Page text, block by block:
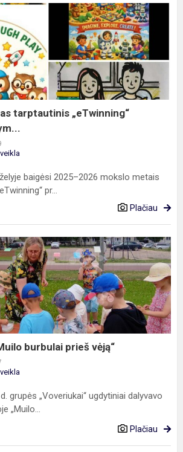
tarptautinis „eTwinning“
baigėsi 2025–2026 mokslo metais
pr...
Plačiau
burbulai prieš vėją“
grupės „Voveriukai“ ugdytiniai dalyvavo
„Muilo...
Plačiau